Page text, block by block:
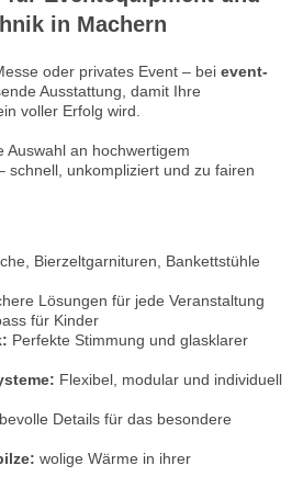
in Machern
oder privates Event – bei event-
Ausstattung, damit Ihre
voller Erfolg wird.
an hochwertigem
schnell, unkompliziert und zu fairen
Bierzeltgarnituren, Bankettstühle
Lösungen für jede Veranstaltung
für Kinder
Perfekte Stimmung und glasklarer
Flexibel, modular und individuell
Details für das besondere
wolige Wärme in ihrer